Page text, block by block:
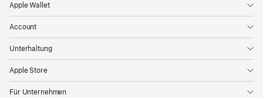
Apple Wallet
Account
Unterhaltung
Apple Store
Für Unternehmen